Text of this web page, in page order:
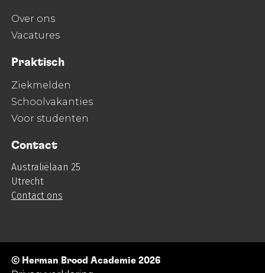
Over ons
Vacatures
Praktisch
Ziekmelden
Schoolvakanties
Voor studenten
Contact
Australiëlaan 25
Utrecht
Contact ons
© Herman Brood Academie 2026